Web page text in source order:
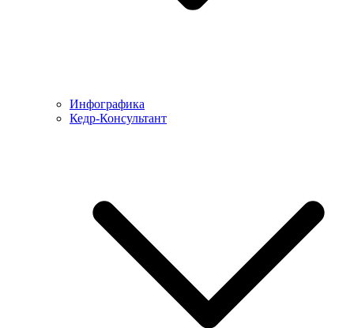
Инфографика
Кедр-Консультант